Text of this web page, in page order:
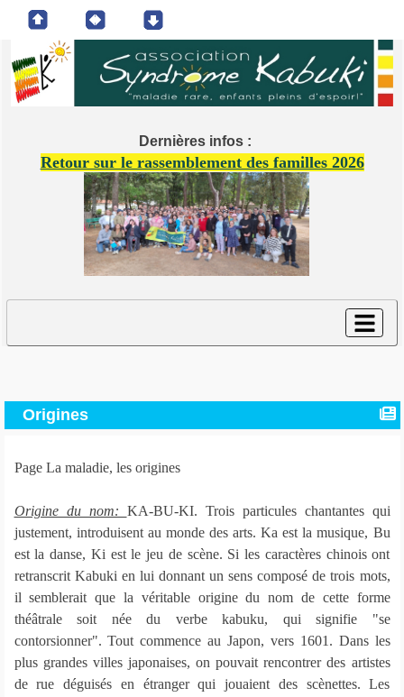
Dernières infos :
Retour sur le rassemblement des familles 2026
Origines
Page La maladie, les origines
Origine du nom: KA-BU-KI. Trois particules chantantes qui
justement, introduisent au monde des arts. Ka est la musique, Bu
est la danse, Ki est le jeu de scène. Si les caractères chinois ont
retranscrit Kabuki en lui donnant un sens composé de trois mots,
il semblerait que la véritable origine du nom de cette forme
théâtrale soit née du verbe kabuku, qui signifie "se
contorsionner". Tout commence au Japon, vers 1601. Dans les
plus grandes villes japonaises, on pouvait rencontrer des artistes
de rue déguisés en étranger qui jouaient des scènettes. Les